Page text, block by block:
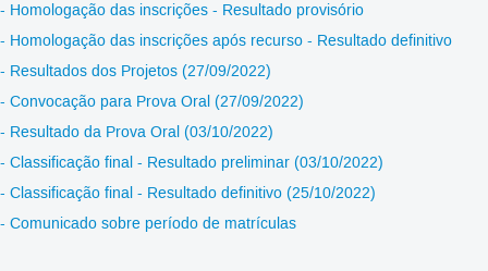
- Homologação das inscrições - Resultado provisório
- Homologação das inscrições após recurso - Resultado definitivo
- Resultados dos Projetos (27/09/2022)
- Convocação para Prova Oral (27/09/2022)
- Resultado da Prova Oral (03/10/2022)
- Classificação final - Resultado preliminar (03/10/2022)
- Classificação final - Resultado definitivo (25/10/2022)
- Comunicado sobre período de matrículas